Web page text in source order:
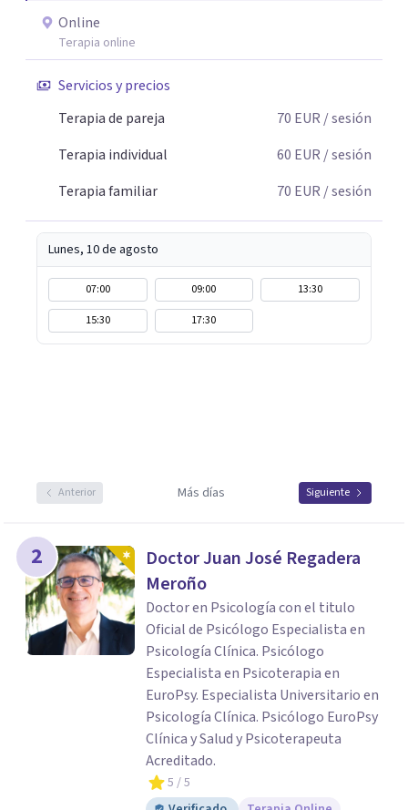
Online
Terapia online
Servicios y precios
Terapia de pareja
70 EUR / sesión
Terapia individual
60 EUR / sesión
Terapia familiar
70 EUR / sesión
Lunes, 10 de agosto
07:00 09:00
13:30
15:30
17:30
Anterior Más días Siguiente
2
Doctor Juan José Regadera
Meroño
Doctor en Psicología con el titulo
Oficial de Psicólogo Especialista en
Psicología Clínica. Psicólogo
Especialista en Psicoterapia en
EuroPsy. Especialista Universitario en
Psicología Clínica. Psicólogo EuroPsy
Clínica y Salud y Psicoterapeuta
Acreditado.
5 / 5